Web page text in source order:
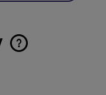
płatności